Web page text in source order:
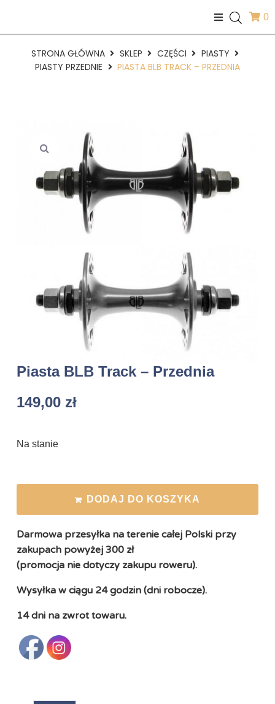
0
STRONA GŁÓWNA SKLEP CZĘŚCI
PIASTY
PIASTY PRZEDNIE
PIASTA BLB TRACK – PRZEDNIA
Piasta BLB Track – Przednia
149,00 zł
Na stanie
DODAJ DO KOSZYKA
Darmowa przesyłka na terenie całej Polski przy
zakupach powyżej 300 zł
(promocja nie dotyczy zakupu roweru).
Wysyłka w ciągu 24 godzin (dni robocze).
14 dni na zwrot towaru.